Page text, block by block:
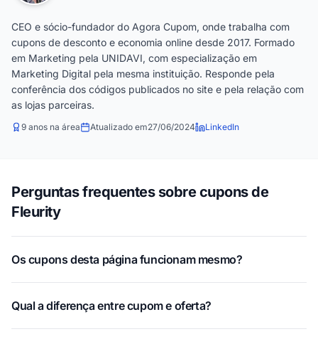
CEO e sócio-fundador do Agora Cupom, onde trabalha com
cupons de desconto e economia online desde 2017. Formado
em Marketing pela UNIDAVI, com especialização em
Marketing Digital pela mesma instituição. Responde pela
conferência dos códigos publicados no site e pela relação com
as lojas parceiras.
9 anos na área Atualizado em27/06/2024 LinkedIn
Perguntas frequentes sobre cupons de
Fleurity
Os cupons desta página funcionam mesmo?
Qual a diferença entre cupom e oferta?